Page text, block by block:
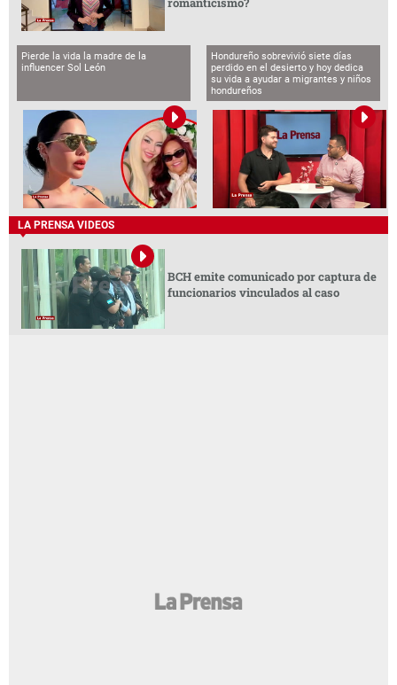
Pierde la vida la madre de la
influencer Sol León
Hondureño sobrevivió siete días
perdido en el desierto y hoy dedica
su vida a ayudar a migrantes y niños
hondureños
LA PRENSA VIDEOS
BCH emite comunicado por captura de
funcionarios vinculados al caso